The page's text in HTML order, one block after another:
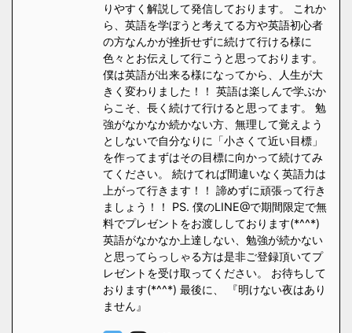
りやすく解説して発信しております。 これか
ら、英語を学ぼうと考えてる方や英語初心者
の方なんかが挫折せずに続けて行ける様に
色々とお伝えして行こうと思っております。
僕は英語が出来る様になってから、人生が大
きく変わりました！！ 英語は楽しんで学ぶか
らこそ、長く続けて行けると思ってます。 勉
強がなかなか続かない方、無理して覚えよう
としないで自分なりに「小さくて近い目標」
を作ってまずはその目標に向かって続けてみ
てください。 続けてれば間違いなく英語力は
上がって行きます！！ 諦めずに頑張って行き
ましょう！！ PS. 僕のLINE@で期間限定で無
料でプレゼントをお渡ししております(*^^*)
英語がなかなか上達しない、勉強が続かない
と思ってらっしゃる方は是非ご登録頂いてプ
レゼントを受け取ってください。 お待ちして
おります(*^^*) 最後に、 『明けない夜はあり
ません』